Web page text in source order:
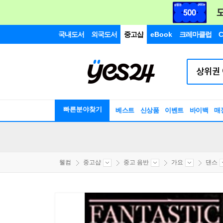
국내도서 외국도서 중고샵 eBook 크레마클럽
빠른분야찾기 베스트 신상품 이벤트 바이백 매
웰컴 중고샵 중고 음반 가요 댄스